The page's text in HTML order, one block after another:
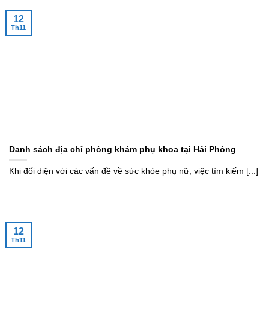
Danh sách địa chỉ phòng khám phụ khoa tại Hải Phòng
Khi đối diện với các vấn đề về sức khỏe phụ nữ, việc tìm kiếm [...]
12
Th11
12
Th11